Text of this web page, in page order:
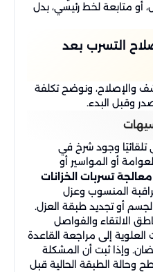
متابعة لخط رئيسي، بدل
التسرب بعد
والإصلاح، ونوضح تكلفة
وقبل البدء.
تلقائيًا وجود شرخ في
أو المواسير أو
معالجة تسربات الخزانات
المنسوب وعزل
أو تجديد طبقة العزل.
الالتقاء والفواصل
العلوية إلى مراجعة القاعدة
وإذا ثبت أن المشكلة
وحالة الطبقة الحالية قبل